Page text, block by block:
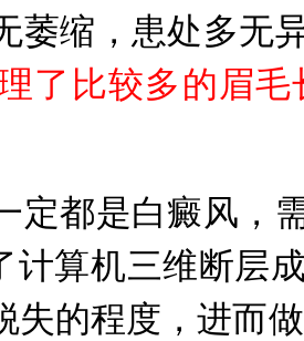
萎缩，患处多无
了比较多的眉
都是白癜风，
计算机三维断层
的程度，进而做